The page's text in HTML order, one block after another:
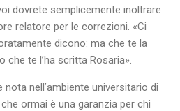
dovrete semplicemente inoltrare
relatore per le correzioni. «Ci
dicono: ma che te la
te l’ha scritta Rosaria».
nell’ambiente universitario di
ormai è una garanzia per chi